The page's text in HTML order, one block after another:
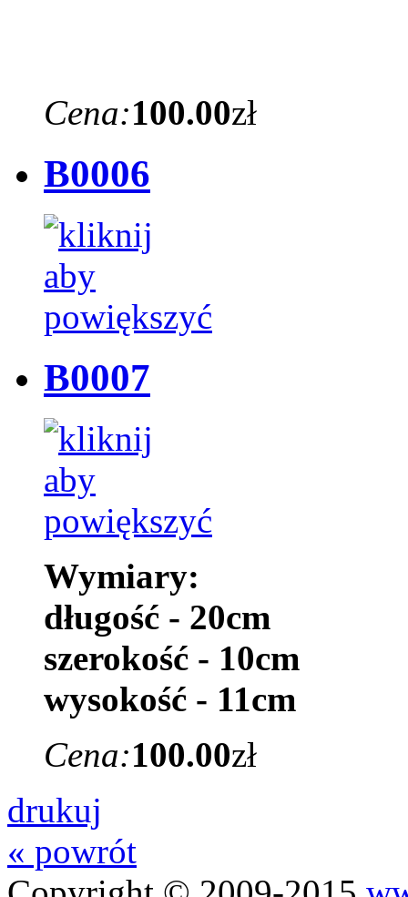
Cena:100.00zł
B0006
B0007
Wymiary:
długość - 20cm
szerokość - 10cm
wysokość - 11cm
Cena:100.00zł
drukuj
« powrót